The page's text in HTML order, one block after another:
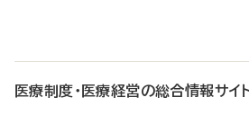
医療制度・医療経営の総合情報サイ